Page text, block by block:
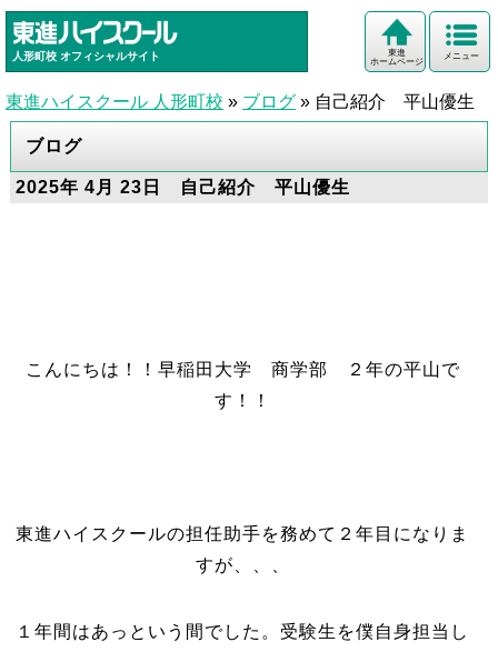
人形町校 オフィシャルサイト メニュー
東進
ホームページ
東進ハイスクール 人形町校 » ブログ » 自己紹介 平山優生
ブログ
2025年 4月 23日 自己紹介 平山優生
こんにちは！！早稲田大学 商学部 ２年の平山で
す！！
東進ハイスクールの担任助手を務めて２年目になりま
すが、、、
１年間はあっという間でした。受験生を僕自身担当し